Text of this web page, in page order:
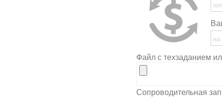
Файл с техзаданием
Сопроводительная